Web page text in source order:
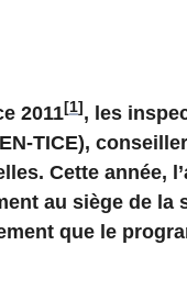
2011[1] , les
TICE),
Cette année,
au siège de la
que le